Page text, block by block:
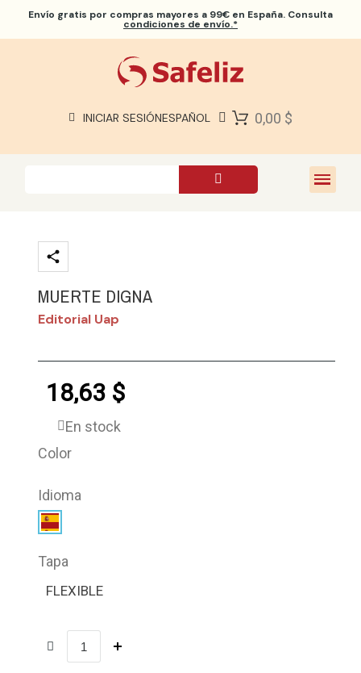
Envío gratis por compras mayores a 99€ en España. Consulta
condiciones de envío.*
INICIAR SESIÓNESPAÑOL 0,00 $
MUERTE DIGNA
Editorial Uap
18,63 $
En stock
Color
Idioma
Tapa
FLEXIBLE